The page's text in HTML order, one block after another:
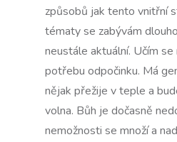
způsobů jak tento vnitřní
tématy se zabývám
neustále aktuální. Učím
potřebu odpočinku. Má
nějak přežije v teple a
volna. Bůh je dočasně
nemožnosti se množí a